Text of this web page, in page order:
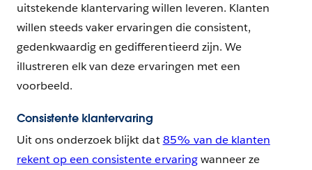
uitstekende klantervaring willen leveren. Klanten
willen steeds vaker ervaringen die consistent,
gedenkwaardig en gedifferentieerd zijn. We
illustreren elk van deze ervaringen met een
voorbeeld.
Consistente klantervaring
Uit ons onderzoek blijkt dat85% van de klanten
rekent op een consistente ervaringwanneer ze